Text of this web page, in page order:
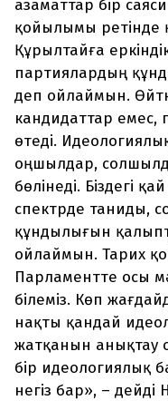
азаматтар бір
қойылымы ретінде
Құрылтайға
партиялардың
деп ойлаймын.
кандидаттар емес,
өтеді.
оңшылдар,
бөлінеді. Біздегі
спектрде таниды,
құндылығын
ойлаймын. Тарих
Парламентте осы
білеміз. Көп
нақты қандай
жатқанын анықтау
бір идеологиялық
негіз бар», –